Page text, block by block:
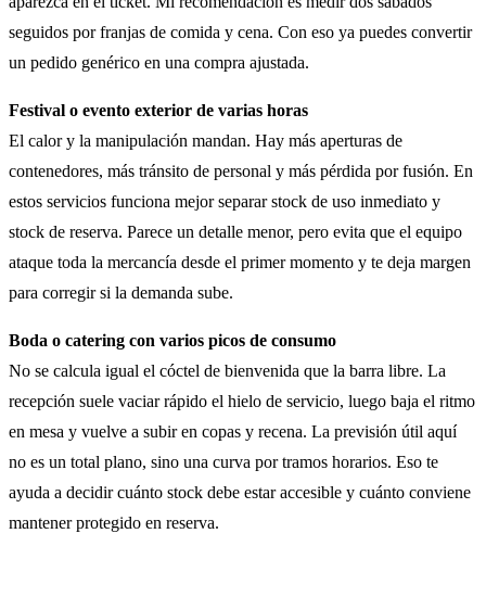
seguidos por franjas de comida y cena. Con eso ya puedes convertir
un pedido genérico en una compra ajustada.
Festival o evento exterior de varias horas
El calor y la manipulación mandan. Hay más aperturas de
contenedores, más tránsito de personal y más pérdida por fusión. En
estos servicios funciona mejor separar stock de uso inmediato y
stock de reserva. Parece un detalle menor, pero evita que el equipo
ataque toda la mercancía desde el primer momento y te deja margen
para corregir si la demanda sube.
Boda o catering con varios picos de consumo
No se calcula igual el cóctel de bienvenida que la barra libre. La
recepción suele vaciar rápido el hielo de servicio, luego baja el ritmo
en mesa y vuelve a subir en copas y recena. La previsión útil aquí
no es un total plano, sino una curva por tramos horarios. Eso te
ayuda a decidir cuánto stock debe estar accesible y cuánto conviene
mantener protegido en reserva.